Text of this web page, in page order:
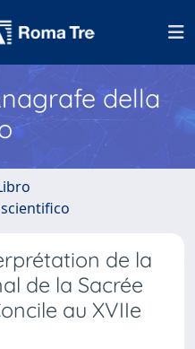
della
de la
de la Sacrée
au XVIIe